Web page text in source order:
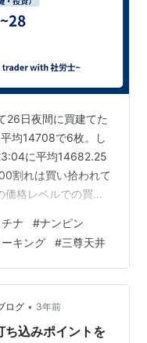
26日夜間に買建てた
均14708で6枚。し
に平均14682.25
割れは買い拾われて
格レベルでの買に
きしたものの、寝転
ゃったよ。起きた時
足チャートを見た
降に入っていた。こ
意に沿わないことが
ナ #ナンピン
キング #三尊天井
ログ • 3年前
ち込みポイントを